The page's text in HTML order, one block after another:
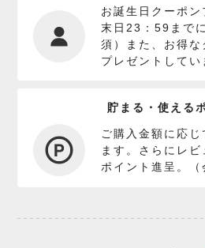
お誕生日クーポン
末日23：59まで
須）また、お得
プレゼントしてい
貯まる・使える
ご購入金額に応
ます。さらにレ
ポイント進呈。（